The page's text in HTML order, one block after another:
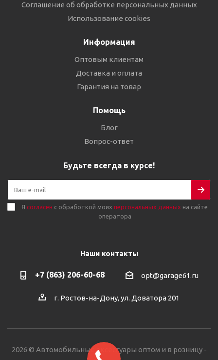
Соглашение об обработке персональных данных
Использование cookies
Информация
Оптовым клиентам
Доставка и оплата
Гарантия на товар
Помощь
Блог
Вопрос-ответ
Будьте всегда в курсе!
Я согласен с обработкой моих персональных данных на сайте
оператора
Наши контакты
+7 (863) 206-60-68 opt@garage61.ru
г. Ростов-на-Дону, ул. Доватора 201
2026 © Автомобильные аксессуары оптом и в розницу -